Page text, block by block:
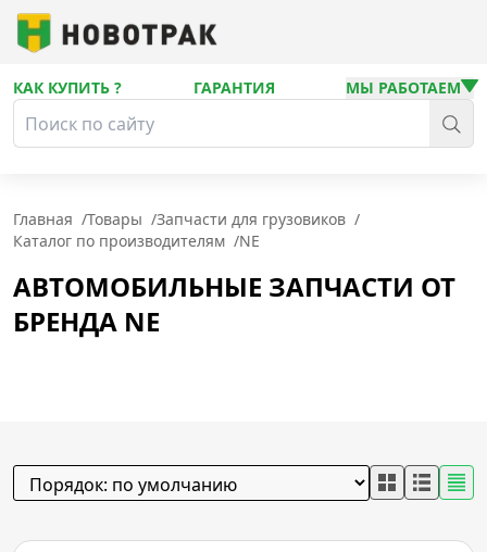
КАК КУПИТЬ ? ГАРАНТИЯ МЫ РАБОТАЕМ
Главная /Товары /Запчасти для грузовиков /
Каталог по производителям /NE
АВТОМОБИЛЬНЫЕ ЗАПЧАСТИ ОТ
БРЕНДА NE